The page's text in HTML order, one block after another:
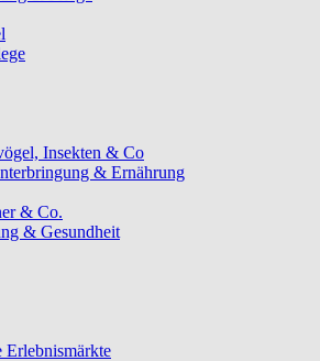
Insekten & Co
& Ernährung
& Co.
& Gesundheit
Erlebnismärkte